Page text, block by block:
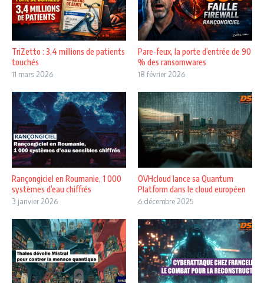
TriZetto : 3,4 millions de patients
touchés
11 mars 2026
Pare-feux, la porte d’entrée de 90
% des ransomwares
18 février 2026
Rançongiciel en Roumanie, 1 000
systèmes d’eau chiffrés
3 janvier 2026
OVHcloud lance sa Quantum
Platform dans le cloud européen
6 décembre 2025